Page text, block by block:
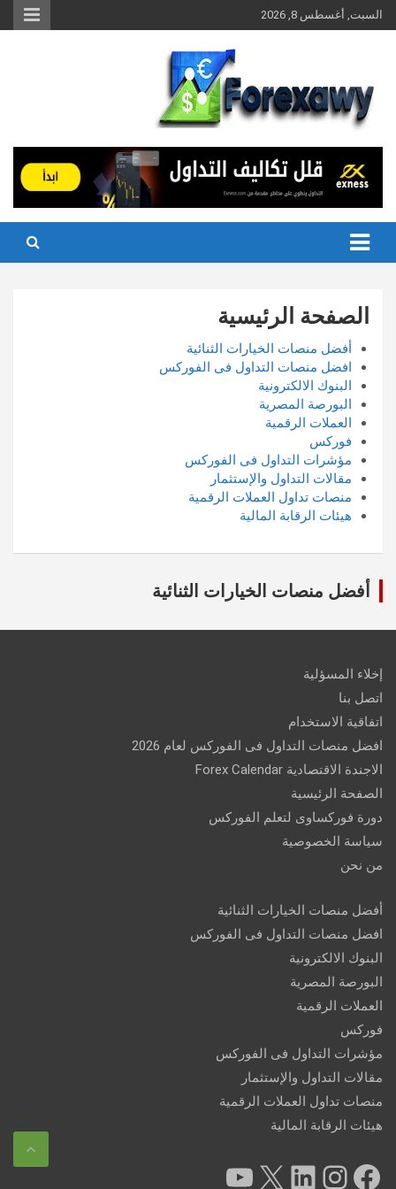
Skip
to
السبت, أغسطس 8, 2026
الصفحة الرئيسية
أفضل منصات الخيارات الثنائية
افضل منصات التداول فى الفوركس
البنوك الالكترونية
البورصة المصرية
العملات الرقمية
فوركس
مؤشرات التداول فى الفوركس
مقالات التداول والإستثمار
منصات تداول العملات الرقمية
هيئات الرقابة المالية
أفضل منصات الخيارات الثنائية
إخلاء المسؤلية
اتصل بنا
اتفاقية الاستخدام
افضل منصات التداول فى الفوركس لعام 2026
الاجندة الاقتصادية Forex Calendar
الصفحة الرئيسية
دورة فوركساوى لتعلم الفوركس
سياسة الخصوصية
من نحن
أفضل منصات الخيارات الثنائية
افضل منصات التداول فى الفوركس
البنوك الالكترونية
البورصة المصرية
العملات الرقمية
فوركس
مؤشرات التداول فى الفوركس
مقالات التداول والإستثمار
منصات تداول العملات الرقمية
هيئات الرقابة المالية
Facebook
Instagram
LinkedIn
X
YouTube